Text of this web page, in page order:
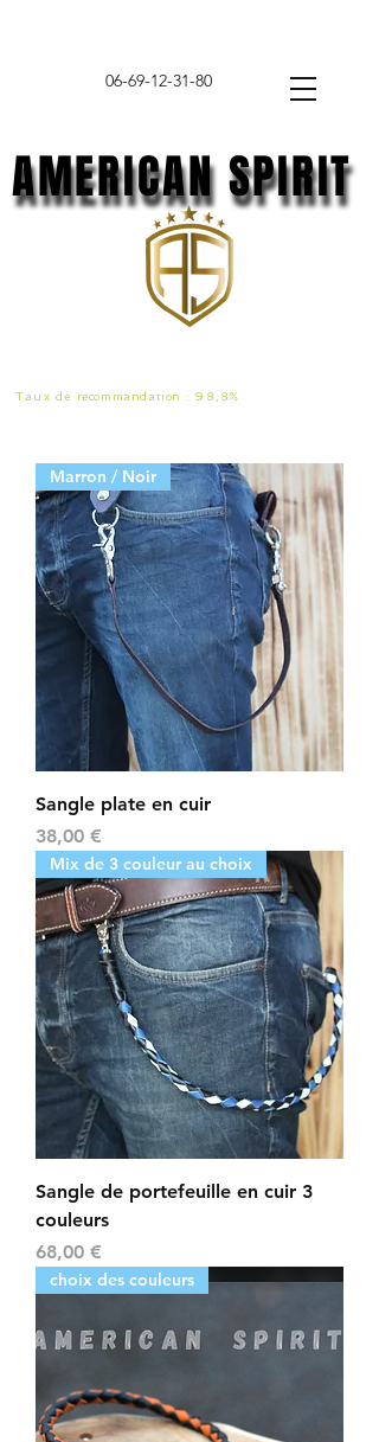
06-69-12-31-80
AMERICAN SPIRIT
AMERICAN SPIRIT
Taux de recommandation : 98,8%
Marron / Noir
Sangle plate en cuir
Prix
38,00 €
Mix de 3 couleur au choix
Sangle de portefeuille en cuir 3
couleurs
Prix
68,00 €
choix des couleurs